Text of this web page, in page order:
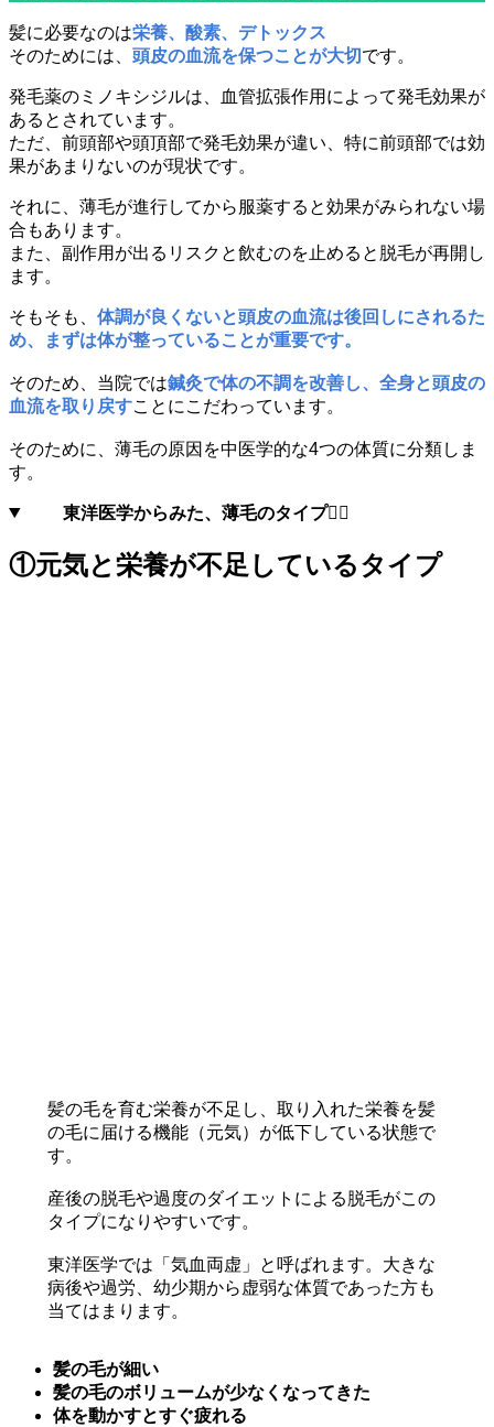
髪に必要なのは栄養、酸素、デトックス
そのためには、 頭皮の血流を保つことが大切 です。
発毛薬のミノキシジルは、血管拡張作用によって発毛効果が
あるとされています。
ただ、前頭部や頭頂部で発毛効果が違い、特に前頭部では効
果があまりないのが現状です。
それに、薄毛が進行してから服薬すると効果がみられない場
合もあります。
また、副作用が出るリスクと飲むのを止めると脱毛が再開し
ます。
そもそも、 体調が良くないと頭皮の血流は後回しにされるた
め、まずは体が整っていることが重要です。
そのため、当院では鍼灸で体の不調を改善し、全身と頭皮の
血流を取り戻すことにこだわっています。
そのために、薄毛の原因を中医学的な4つの体質に分類しま
す。
東洋医学からみた、薄毛のタイプ
①元気と栄養が不足しているタイプ
髪の毛を育む栄養が不足し、取り入れた栄養を髪
の毛に届ける機能（元気）が低下している状態で
す。
産後の脱毛や過度のダイエットによる脱毛がこの
タイプになりやすいです。
東洋医学では「気血両虚」と呼ばれます。大きな
病後や過労、幼少期から虚弱な体質であった方も
当てはまります。
髪の毛が細い
髪の毛のボリュームが少なくなってきた
体を動かすとすぐ疲れる